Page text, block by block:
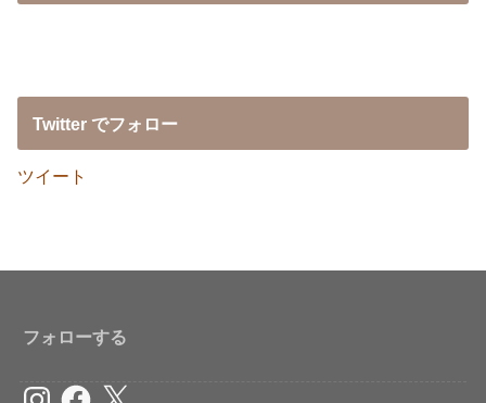
Twitter でフォロー
ツイート
フォローする
InstagramFacebook
X